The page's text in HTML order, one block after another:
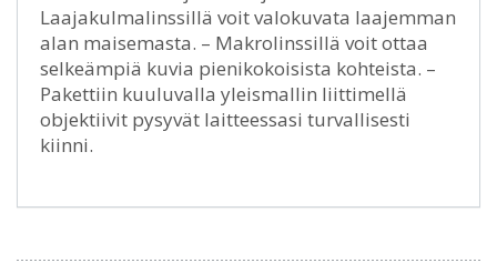
Laajakulmalinssillä voit valokuvata laajemman
alan maisemasta. – Makrolinssillä voit ottaa
selkeämpiä kuvia pienikokoisista kohteista. –
Pakettiin kuuluvalla yleismallin liittimellä
objektiivit pysyvät laitteessasi turvallisesti
kiinni.